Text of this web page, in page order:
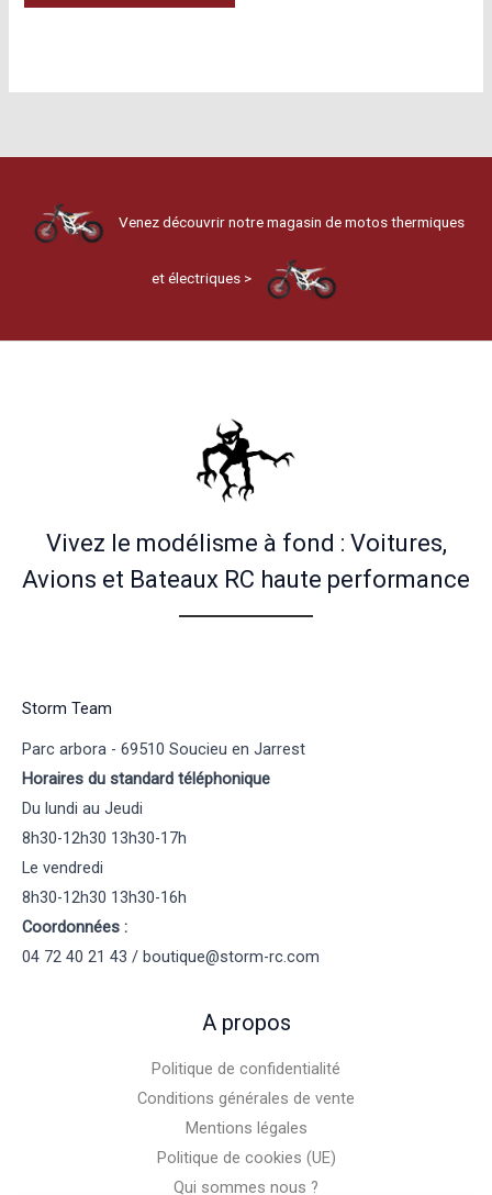
Venez découvrir notre magasin de motos thermiques
et électriques >
Vivez le modélisme à fond : Voitures,
Avions et Bateaux RC haute performance
Storm Team
Parc arbora - 69510 Soucieu en Jarrest
Horaires du standard téléphonique
Du lundi au Jeudi
8h30-12h30 13h30-17h
Le vendredi
8h30-12h30 13h30-16h
Coordonnées :
04 72 40 21 43 / boutique@storm-rc.com
A propos
Politique de confidentialité
Conditions générales de vente
Mentions légales
Politique de cookies (UE)
Qui sommes nous ?